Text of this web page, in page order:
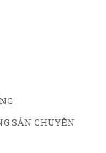
SẢN CHUYÊN